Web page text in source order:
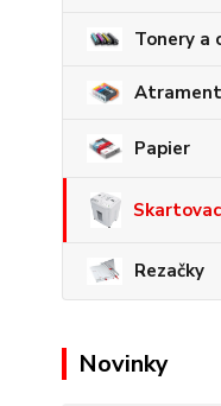
Tonery a
Papier
Rezačky
Novinky